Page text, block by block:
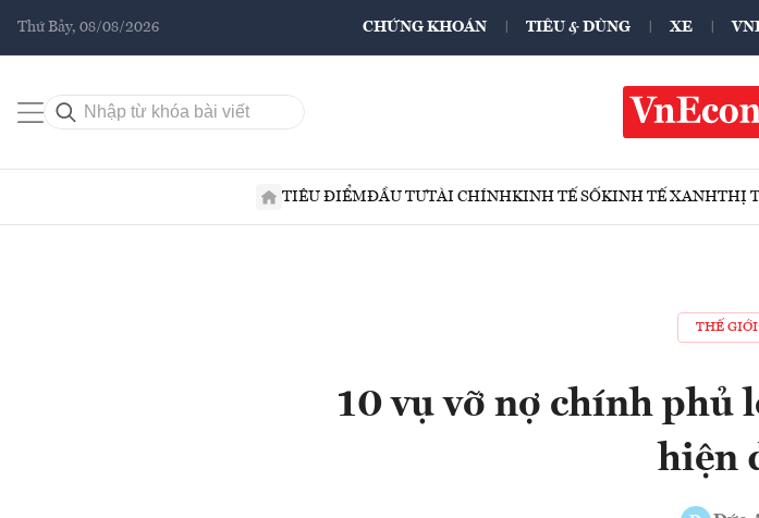
Thứ Bảy, 08/08/2026 CHỨNG KHOÁN TIÊU & DÙNG XE
TIÊU ĐIỂMĐẦU TƯTÀI CHÍNHKINH TẾ SỐKINH TẾ XANHTHỊ
THẾ GIỚI
10 vụ vỡ nợ chính phủ
hiện